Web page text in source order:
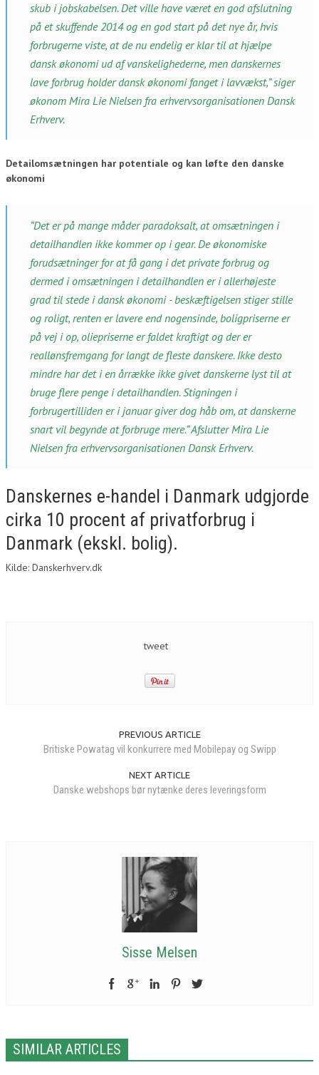
skub i jobskabelsen. Det ville have været en god afslutning
på et skuffende 2014 og en god start på det nye år, hvis
forbrugerne viste, at de nu endelig er klar til at hjælpe
dansk økonomi ud af vanskelighederne, men danskernes
lave forbrug holder dansk økonomi fanget i lavvækst,” siger
økonom Mira Lie Nielsen fra erhvervsorganisationen Dansk
Erhverv.
Detailomsætningen har potentiale og kan løfte den danske
økonomi
”Det er på mange måder paradoksalt, at omsætningen i
detailhandlen ikke kommer op i gear. De økonomiske
forudsætninger for at få gang i det private forbrug og
dermed i omsætningen i detailhandlen er i allerhøjeste
grad til stede i dansk økonomi - beskæftigelsen stiger stille
og roligt, renten er lavere end nogensinde, boligpriserne er
på vej i op, oliepriserne er faldet kraftigt og der er
reallønsfremgang for langt de fleste danskere. Ikke desto
mindre har det i en årrække ikke givet danskerne lyst til at
bruge flere penge i detailhandlen. Stigningen i
forbrugertilliden er i januar giver dog håb om, at danskerne
snart vil begynde at forbruge mere.” Afslutter Mira Lie
Nielsen fra erhvervsorganisationen Dansk Erhverv.
Danskernes e-handel i Danmark udgjorde
cirka 10 procent af privatforbrug i
Danmark (ekskl. bolig).
Kilde: Danskerhverv.dk
tweet
PREVIOUS ARTICLE
Britiske Powatag vil konkurrere med Mobilepay og Swipp
NEXT ARTICLE
Danske webshops bør nytænke deres leveringsform
Sisse Melsen
SIMILAR ARTICLES